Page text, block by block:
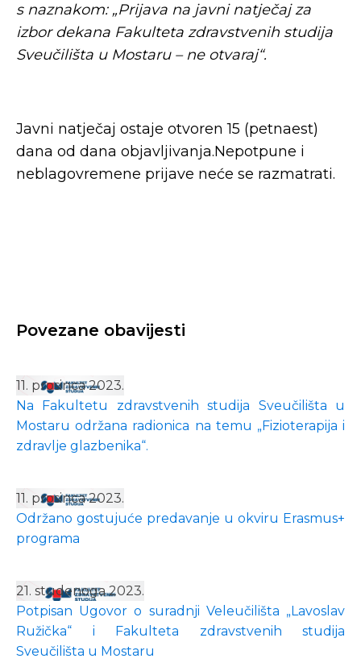
s naznakom: „Prijava na javni natječaj za
izbor dekana Fakulteta zdravstvenih studija
Sveučilišta u Mostaru – ne otvaraj“.
Javni natječaj ostaje otvoren 15 (petnaest)
dana od dana objavljivanja.Nepotpune i
neblagovremene prijave neće se razmatrati.
Povezane obavijesti
11. prosinca 2023.
Na Fakultetu zdravstvenih studija Sveučilišta u
Mostaru održana radionica na temu „Fizioterapija i
zdravlje glazbenika“.
11. prosinca 2023.
Održano gostujuće predavanje u okviru Erasmus+
programa
21. studenoga 2023.
Potpisan Ugovor o suradnji Veleučilišta „Lavoslav
Ružička“ i Fakulteta zdravstvenih studija
Sveučilišta u Mostaru